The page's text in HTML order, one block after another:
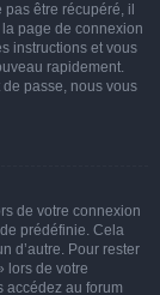
être récupéré, il
page de connexion
instructions et vous
rapidement.
passe, nous vous
de votre connexion
prédéfinie. Cela
d’autre. Pour rester
lors de votre
accédez au forum